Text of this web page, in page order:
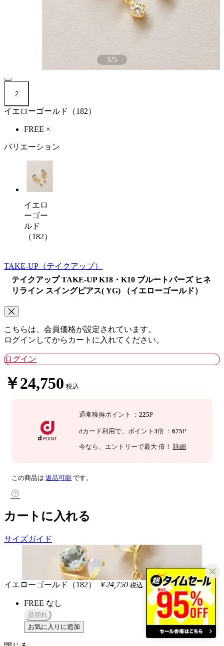
1/5
2
イエローゴールド（182）
FREE ×
バリエーション
イエロ
ーゴー
ルド
（182）
TAKE-UP （テイクアップ）
テイクアップ TAKE-UP K18・K10 ブルートパーズ ヒネ
リライン スイングピアス( YG) （イエローゴールド）
こちらは、会員価格が設定されています。
ログインしてからカートに入れてください。
ログイン
￥24,750 税込
通常獲得ポイント ： 225P
dカード利用で、 ポイント 3倍 ： 675P
今なら 、エントリーで最大 倍！ 詳細
この商品は 返品可能 です。
カートに入れる
サイズガイド
イエローゴールド（182） ￥24,750 税込
FREE なし
品切れ
お気に入りに追加